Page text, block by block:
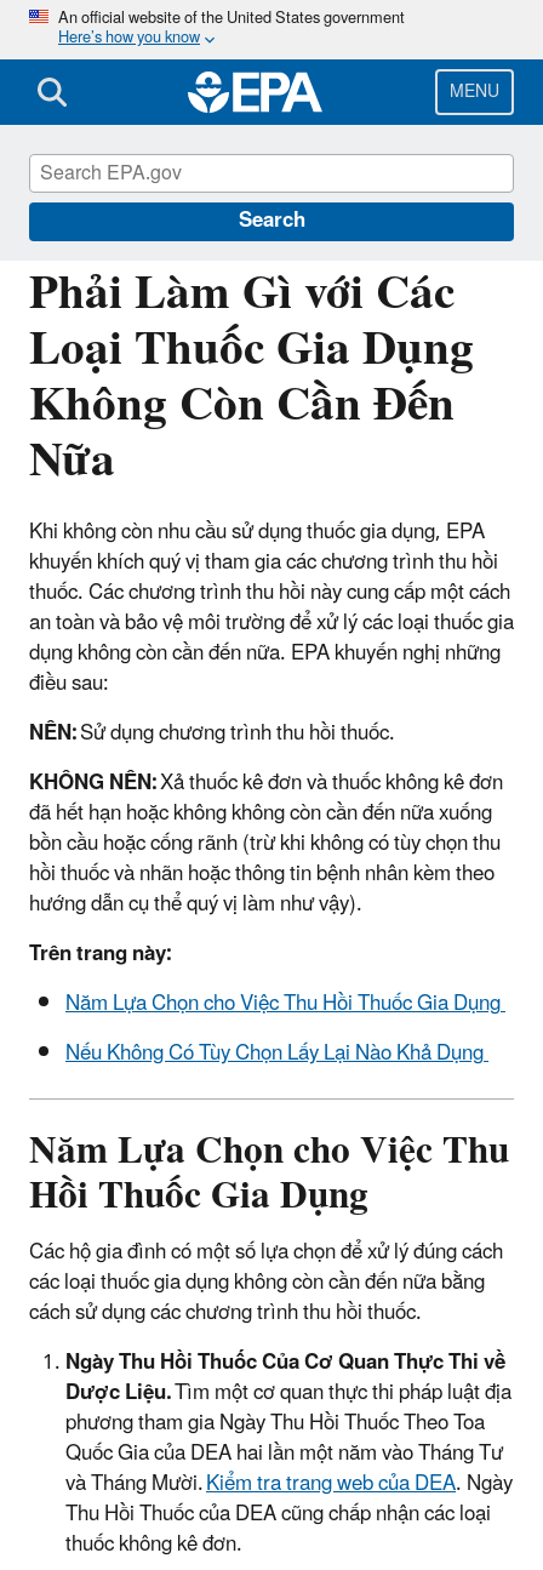
Skip
main
content
An official website of the United States government
Here’s how you know
MENU
Search
Phải Làm Gì với Các
Loại Thuốc Gia Dụng
Không Còn Cần Đến
Nữa
Khi không còn nhu cầu sử dụng thuốc gia dụng, EPA
khuyến khích quý vị tham gia các chương trình thu hồi
thuốc. Các chương trình thu hồi này cung cấp một cách
an toàn và bảo vệ môi trường để xử lý các loại thuốc gia
dụng không còn cần đến nữa. EPA khuyến nghị những
điều sau:
NÊN:Sử dụng chương trình thu hồi thuốc.
KHÔNG NÊN:Xả thuốc kê đơn và thuốc không kê đơn
đã hết hạn hoặc khôngkhôngcòn cần đến nữa xuống
bồn cầu hoặc cống rãnh (trừ khi không có tùy chọn thu
hồi thuốc và nhãn hoặc thông tin bệnh nhân kèm theo
hướng dẫn cụ thể quý vị làm như vậy).
Trên trang này:
Năm Lựa Chọn cho Việc Thu Hồi Thuốc Gia Dụng
Nếu Không Có Tùy Chọn Lấy Lại Nào Khả Dụng
Năm Lựa Chọn cho Việc Thu
Hồi Thuốc Gia Dụng
Các hộ gia đình có một số lựa chọn để xử lý đúng cách
các loại thuốc gia dụng không còn cần đến nữa bằng
cách sử dụng các chương trình thu hồi thuốc.
Ngày Thu Hồi Thuốc Của Cơ Quan Thực Thivề
DượcLiệu.Tìm một cơ quan thực thi pháp luật địa
phương tham gia Ngày Thu Hồi Thuốc Theo Toa
Quốc Gia của DEA hai lần một năm vào Tháng Tư
và Tháng Mười.Kiểm tra trang web của DEA. Ngày
Thu Hồi Thuốc của DEA cũng chấp nhận các loại
thuốc không kê đơn.
Information for Individuals with Limited
English Proficiency